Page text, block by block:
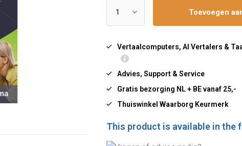
Toevoegen
Vertaalcomputers, AI Vertalers &
Advies, Support & Service
Gratis bezorging NL + BE vanaf 25,-
Thuiswinkel Waarborg Keurmerk
This product is available in the